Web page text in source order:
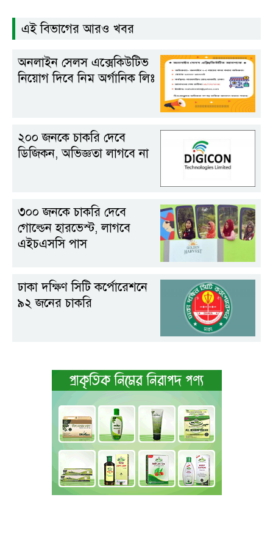
এই বিভাগের আরও খবর
অনলাইন সেলস এক্সেকিউটিভ
নিয়োগ দিবে নিম অর্গানিক লিঃ
২০০ জনকে চাকরি দেবে
ডিজিকন, অভিজ্ঞতা লাগবে না
৩০০ জনকে চাকরি দেবে
গোল্ডেন হারভেস্ট, লাগবে
এইচএসসি পাস
ঢাকা দক্ষিণ সিটি কর্পোরেশনে
৯২ জনের চাকরি